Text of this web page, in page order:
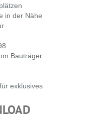
in der Nähe
Bauträger
exklusives